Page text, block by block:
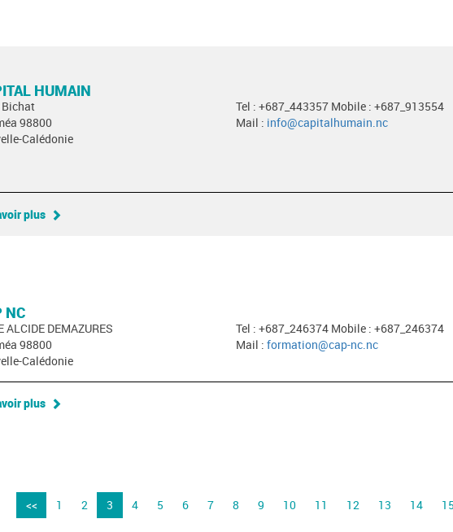
HUMAIN
Bichat
98800
Calédonie
Tel : +687_443357 Mobile : +687_913554
Mail : info@capitalhumain.nc
plus
NC
ALCIDE DEMAZURES
98800
Calédonie
Tel : +687_246374 Mobile : +687_246374
Mail : formation@cap-nc.nc
plus
<< 1 2 3 4 5 6 7 8 9 10 11 12 13 14 15